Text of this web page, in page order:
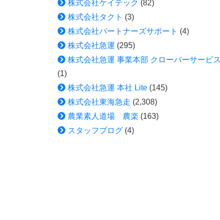
株式会社ケイテック (82)
株式会社タクト (3)
株式会社パートナーズサポート (4)
株式会社急運 (295)
株式会社急運 事業本部 クローバーサービ
(1)
株式会社急運 本社 Lite (145)
株式会社東海急走 (2,308)
農業素人道場 農楽 (163)
スタッフブログ (4)